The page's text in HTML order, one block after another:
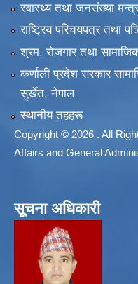
स्वास्थ्य तथा जनसंख्या
राष्ट्रिय परिचयपत्र तथा
श्रम, रोजगार तथा
कर्णाली प्रदेश सरकार
सुर्खेत, नेपाल
स्थानीय तहहरू
Copyright © 2026 . All
Affairs and General
सूचना अधिकारी